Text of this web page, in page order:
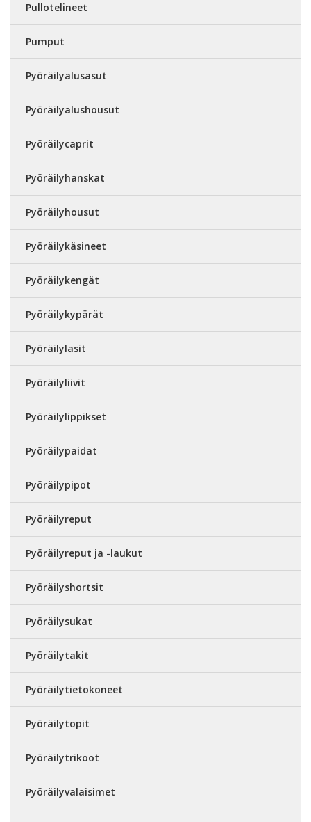
Pullotelineet
Pumput
Pyöräilyalusasut
Pyöräilyalushousut
Pyöräilycaprit
Pyöräilyhanskat
Pyöräilyhousut
Pyöräilykäsineet
Pyöräilykengät
Pyöräilykypärät
Pyöräilylasit
Pyöräilyliivit
Pyöräilylippikset
Pyöräilypaidat
Pyöräilypipot
Pyöräilyreput
Pyöräilyreput ja -laukut
Pyöräilyshortsit
Pyöräilysukat
Pyöräilytakit
Pyöräilytietokoneet
Pyöräilytopit
Pyöräilytrikoot
Pyöräilyvalaisimet